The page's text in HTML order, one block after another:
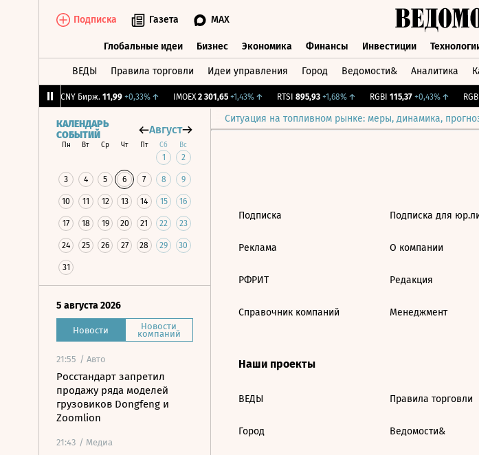
Подписка Газета MAX
Глобальные идеи Бизнес Экономика Финансы Инвестиции
ВЕДЫ Правила торговли Идеи управления Город Ведомости& Аналитика
CNY Бирж. 11,99 +0,33%↑ IMOEX 2 301,65 +1,43%↑ RTSI 895,93 +1,68%↑ RGBI 115,37 +0,43%↑
Ситуация на топливном рынке: меры, динамика,
КАЛЕНДАРЬ
СОБЫТИЙ
Август
Пн Вт Ср Чт Пт Сб Вс
1 2
3 4 5 6 7 8 9
10 11 12 13 14 15 16
17 18 19 20 21 22 23
24 25 26 27 28 29 30
31
5 августа 2026
Новости Новости
компаний
21:55 / Авто
Росстандарт запретил
продажу ряда моделей
грузовиков Dongfeng и
Zoomlion
21:43 / Медиа
Подписка
Реклама
РФРИТ
Справочник компаний
Подписка для
О компании
Редакция
Менеджмент
Наши проекты
ВЕДЫ
Город
Правила торговли
Ведомости&